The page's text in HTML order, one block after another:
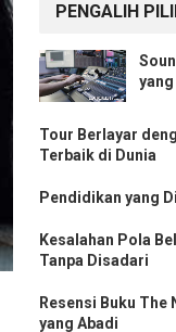
PENGALIH
Tour Berlayar
Terbaik di Dunia
Pendidikan yang
Kesalahan Pola
Tanpa Disadari
Resensi Buku
yang Abadi